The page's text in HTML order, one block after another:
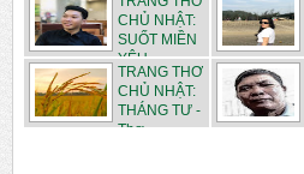
CHỦ NHẬT:
SUỐT MIỀN
YÊU -...
TRANG THƠ
CHỦ NHẬT:
THÁNG TƯ -
Thơ ...